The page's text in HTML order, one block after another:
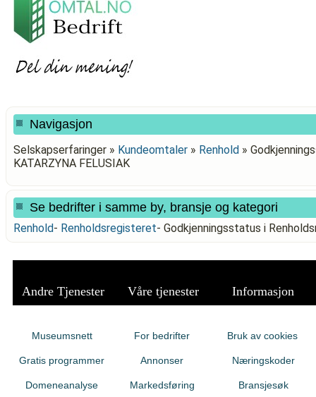
Navigasjon
Selskapserfaringer » Kundeomtaler » Renhold »
KATARZYNA FELUSIAK
Se bedrifter i samme by, bransje og kategori
Renhold- Renholdsregisteret- Godkjenningsstatus i
Andre Tjenester Våre tjenester Informasjon
Museumsnett
Gratis programmer
Domeneanalyse
For bedrifter
Annonser
Markedsføring
Bruk av cookies
Næringskoder
Bransjesøk